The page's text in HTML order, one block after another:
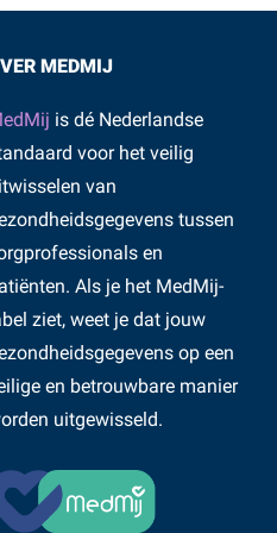
MEDMIJ
is dé Nederlandse
voor het veilig
van
tussen
en
Als je het MedMij-
ziet, weet je dat jouw
op een
en betrouwbare manier
uitgewisseld.